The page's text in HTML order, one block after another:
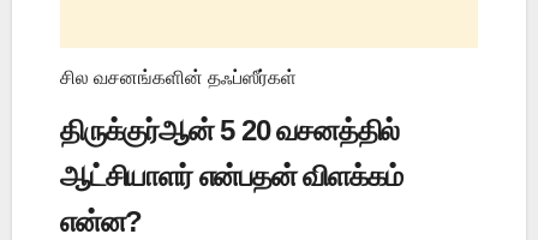
சில வசனங்களின் தஃப்ஸீர்கள்
திருக்குர்ஆன் 5 20 வசனத்தில்
ஆட்சியாளர் என்பதன் விளக்கம்
என்ன?